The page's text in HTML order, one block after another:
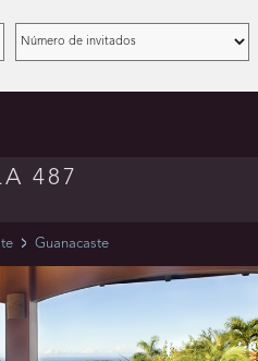
487
Guanacaste